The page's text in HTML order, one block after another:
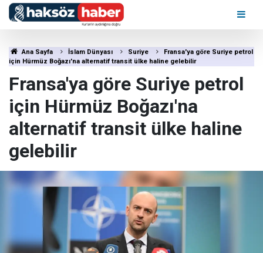
Ana Sayfa İslam Dünyası Suriye
Fransa'ya göre Suriye petrol
için Hürmüz Boğazı'na alternatif transit ülke haline gelebilir
Fransa'ya göre Suriye petrol
için Hürmüz Boğazı'na
alternatif transit ülke haline
gelebilir